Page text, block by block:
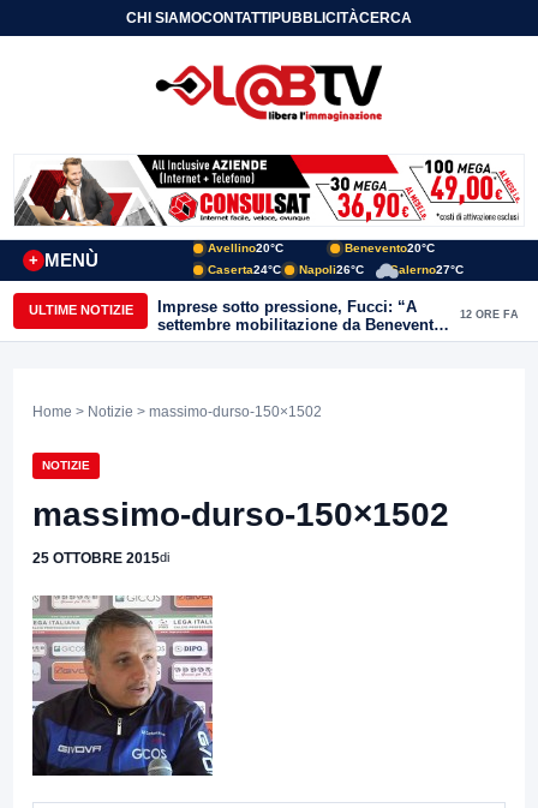
CHI SIAMOCONTATTIPUBBLICITÀCERCA
MENÙ
+
Avellino20°C Benevento20°C
Caserta24°C Napoli26°C Salerno27°C
ULTIME NOTIZIE
Imprese sotto pressione, Fucci: “A
settembre mobilitazione da Benevento
e Avellino”
12 ORE FA
Home > Notizie > massimo-durso-150×1502
NOTIZIE
massimo-durso-150×1502
25 OTTOBRE 2015di